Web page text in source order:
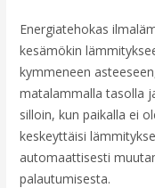
Energiatehokas
kesämökin
kymmeneen
matalammalla tasolla
silloin, kun paikalla ei
keskeyttäisi
automaattisesti
palautumisesta.